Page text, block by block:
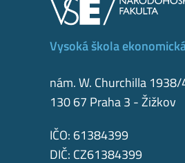
Vysoká škola
nám. W. Churchilla
130 67 Praha 3 - Žižkov
IČO: 61384399
DIČ: CZ61384399